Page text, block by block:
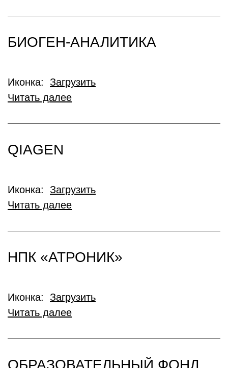
БИОГЕН-АНАЛИТИКА
Иконка: Загрузить
Читать далее
QIAGEN
Иконка: Загрузить
Читать далее
НПК «АТРОНИК»
Иконка: Загрузить
Читать далее
ОБРАЗОВАТЕЛЬНЫЙ ФОНД